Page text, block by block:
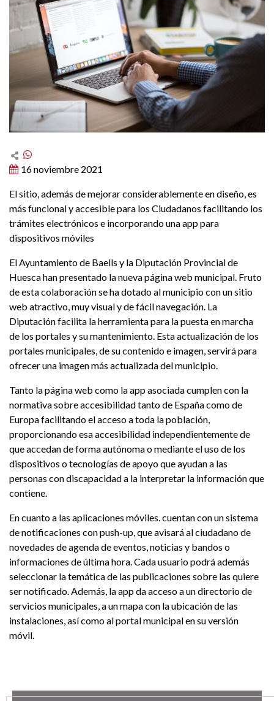
16 noviembre 2021
El sitio, además de mejorar considerablemente en diseño, es
más funcional y accesible para los Ciudadanos facilitando los
trámites electrónicos e incorporando una app para
dispositivos móviles
El Ayuntamiento de Baells y la Diputación Provincial de
Huesca han presentado la nueva página web municipal. Fruto
de esta colaboración se ha dotado al municipio con un sitio
web atractivo, muy visual y de fácil navegación. La
Diputación facilita la herramienta para la puesta en marcha
de los portales y su mantenimiento. Esta actualización de los
portales municipales, de su contenido e imagen, servirá para
ofrecer una imagen más actualizada del municipio.
Tanto la página web como la app asociada cumplen con la
normativa sobre accesibilidad tanto de España como de
Europa facilitando el acceso a toda la población,
proporcionando esa accesibilidad independientemente de
que accedan de forma autónoma o mediante el uso de los
dispositivos o tecnologías de apoyo que ayudan a las
personas con discapacidad a la interpretar la información que
contiene.
En cuanto a las aplicaciones móviles. cuentan con un sistema
de notificaciones con push-up, que avisará al ciudadano de
novedades de agenda de eventos, noticias y bandos o
informaciones de última hora. Cada usuario podrá además
seleccionar la temática de las publicaciones sobre las quiere
ser notificado. Además, la app da acceso a un directorio de
servicios municipales, a un mapa con la ubicación de las
instalaciones, así como al portal municipal en su versión
móvil.